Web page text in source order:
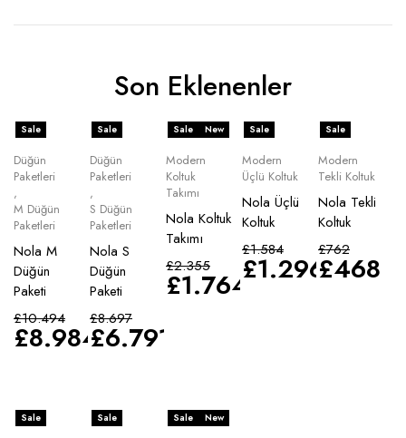
Son Eklenenler
Sale
Düğün
Paketleri
,
M Düğün
Paketleri
Nola M
Düğün
Paketi
£10.494
£8.984
Sale
Düğün
Paketleri
,
S Düğün
Paketleri
Nola S
Düğün
Paketi
£8.697
£6.791
Sale New
Modern
Koltuk
Takımı
Nola Koltuk
Takımı
£2.355
£1.764
Sale
Modern
Üçlü Koltuk
Nola Üçlü
Koltuk
£1.584
£1.296
Sale
Modern
Tekli Koltuk
Nola Tekli
Koltuk
£762
£468
Sale Sale Sale New